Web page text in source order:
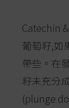
Catechin
葡萄籽,如
帶些。在
籽未充分
(plunge